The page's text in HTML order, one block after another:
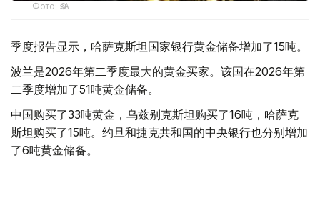
Фото: ӨзА
季度报告显示，哈萨克斯坦国家银行黄金储备增加了15吨。
波兰是2026年第二季度最大的黄金买家。该国在2026年第
二季度增加了51吨黄金储备。
中国购买了33吨黄金，乌兹别克斯坦购买了16吨，哈萨克
斯坦购买了15吨。约旦和捷克共和国的中央银行也分别增加
了6吨黄金储备。